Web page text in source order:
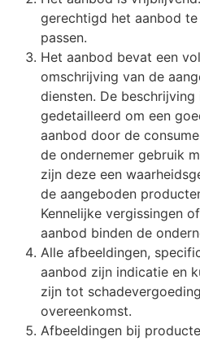
gerechtigd het aanbod
passen.
Het aanbod bevat een
omschrijving van de
diensten. De
gedetailleerd om een
aanbod door de
de ondernemer gebruik
zijn deze een
de aangeboden
Kennelijke vergissingen
aanbod binden de
Alle afbeeldingen,
aanbod zijn indicatie en
zijn tot
overeenkomst.
Afbeeldingen bij